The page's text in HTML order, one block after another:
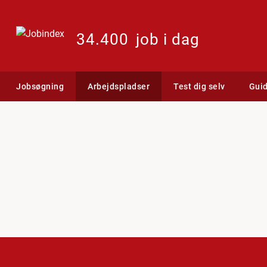
34.400 job i dag
Jobsøgning Arbejdspladser Test dig selv